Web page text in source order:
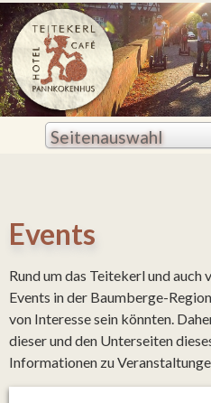
Seitenauswahl
Events
Rund um das Teitekerl und auch
Events in der Baumberge-
von Interesse sein könnten.
dieser und den Unterseiten
Informationen zu